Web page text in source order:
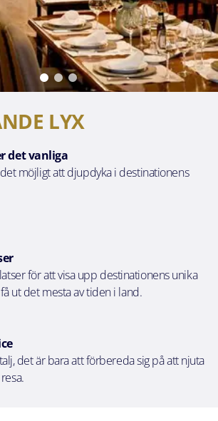
LYX
det vanliga
möjligt att djupdyka i destinationens
för att visa upp destinationens unika
ut det mesta av tiden i land.
det är bara att förbereda sig på att njuta